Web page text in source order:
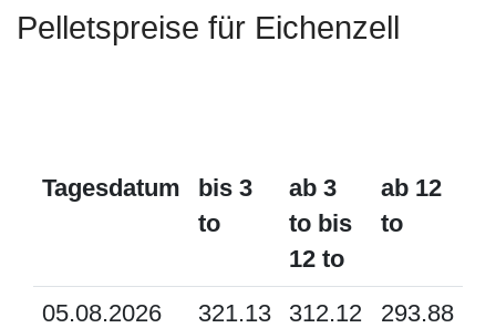
Pelletspreise für Eichenzell
Tagesdatum
bis 3
to
ab 3
to bis
12 to
ab 12
to
05.08.2026
321.13
312.12
293.88